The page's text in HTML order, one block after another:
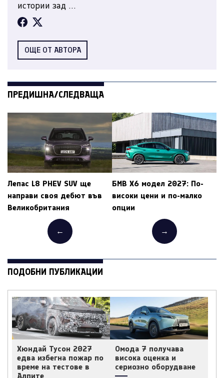
истории зад ...
ОЩЕ ОТ АВТОРА
ПРЕДИШНА/СЛЕДВАЩА
Лепас L8 PHEV SUV ще
направи своя дебют във
Великобритания
←
БМВ X6 модел 2027: По-
високи цени и по-малко
опции
→
ПОДОБНИ ПУБЛИКАЦИИ
Хюндай Тусон 2027
едва избегна пожар по
време на тестове в
Алпите
Омода 7 получава
висока оценка и
сериозно оборудване